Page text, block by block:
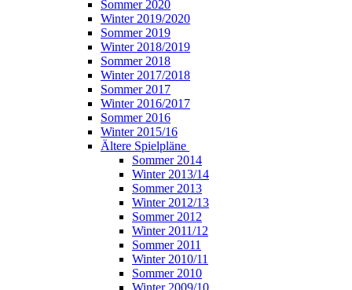
Sommer 2020
Winter 2019/2020
Sommer 2019
Winter 2018/2019
Sommer 2018
Winter 2017/2018
Sommer 2017
Winter 2016/2017
Sommer 2016
Winter 2015/16
Ältere Spielpläne
Sommer 2014
Winter 2013/14
Sommer 2013
Winter 2012/13
Sommer 2012
Winter 2011/12
Sommer 2011
Winter 2010/11
Sommer 2010
Winter 2009/10